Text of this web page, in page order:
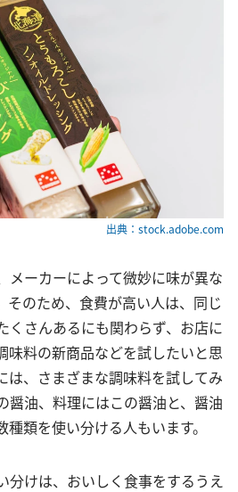
出典：stock.adobe.com
メーカーによって微妙に味が異な
そのため、食費が高い人は、同じ
くさんあるにも関わらず、お店に
味料の新商品などを試したいと思
は、さまざまな調味料を試してみ
醤油、料理にはこの醤油と、醤油
類を使い分ける人もいます。
分けは、おいしく食事をするうえ